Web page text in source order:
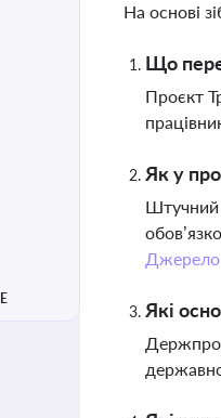
На основі
Що
Проєкт
Як у
Штучний
Джерело
Які